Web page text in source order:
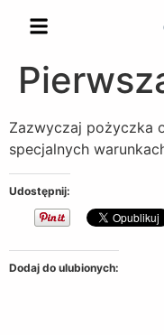
Zazwyczaj pożyczka
specjalnych
Udostępnij:
Dodaj do ulubionych: